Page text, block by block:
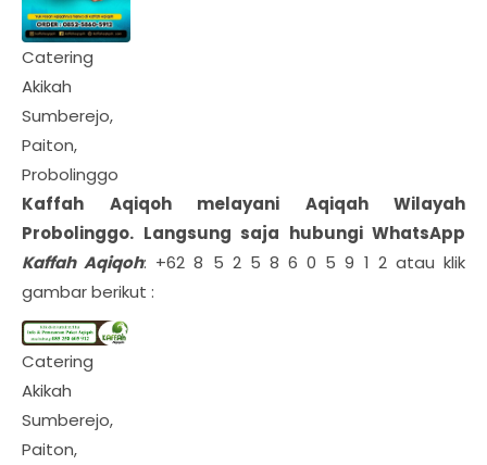
Catering
Akikah
Sumberejo,
Paiton,
Probolinggo
Kaffah Aqiqoh melayani Aqiqah Wilayah
Probolinggo. Langsung saja hubungi WhatsApp
Kaffah Aqiqoh: +62 8 5 2 5 8 6 0 5 9 1 2 atau klik
gambar berikut :
Catering
Akikah
Sumberejo,
Paiton,